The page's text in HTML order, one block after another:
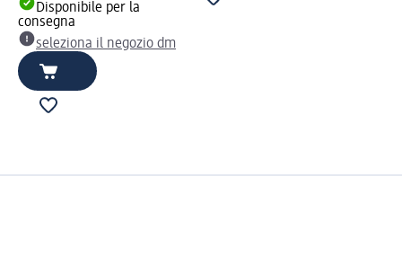
Disponibile per la
consegna
seleziona il negozio dm